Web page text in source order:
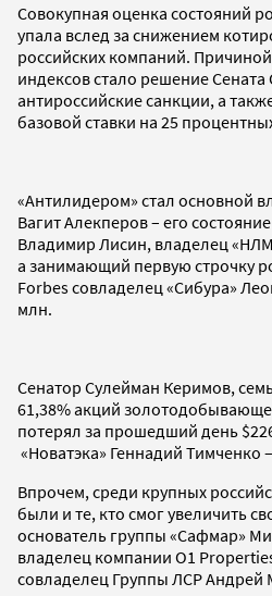
Совокупная оценка состояний
упала вслед за снижением
российских компаний.
индексов стало решение
антироссийские санкции, а
базовой ставки на 25
«Антилидером» стал основной
Вагит Алекперов – его
Владимир Лисин, владелец
а занимающий первую строчку
Forbes совладелец «Сибура»
млн.
Сенатор Сулейман Керимов,
61,38% акций
потерял за прошедший день
«Новатэка» Геннадий Тимченко
Впрочем, среди крупных
были и те, кто смог увеличить
основатель группы «Сафмар»
владелец компании O1
совладелец Группы ЛСР Андрей